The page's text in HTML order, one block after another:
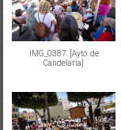
IMG_0387. [Ayto. de
Candelaria]